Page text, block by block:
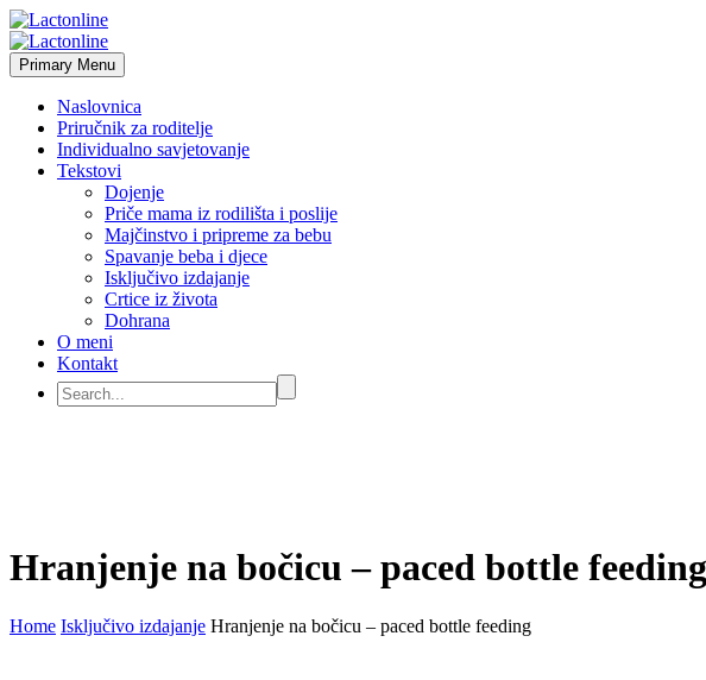
Primary Menu
Naslovnica
Priručnik za roditelje
Individualno savjetovanje
Tekstovi
Dojenje
Priče mama iz rodilišta i poslije
Majčinstvo i pripreme za bebu
Spavanje beba i djece
Isključivo izdajanje
Crtice iz života
Dohrana
O meni
Kontakt
Hranjenje na bočicu – paced bottle feeding
Home Isključivo izdajanje Hranjenje na bočicu – paced bottle feeding